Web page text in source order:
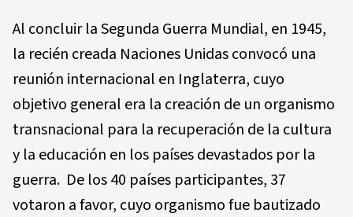
Al concluir la Segunda Guerra Mundial, en 1945,
la recién creada Naciones Unidas convocó una
reunión internacional en Inglaterra, cuyo
objetivo general era la creación de un organismo
transnacional para la recuperación de la cultura
y la educación en los países devastados por la
guerra. De los 40 países participantes, 37
votaron a favor, cuyo organismo fue bautizado